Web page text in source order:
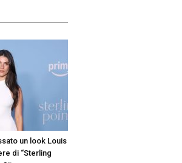
un look Louis
di “Sterling